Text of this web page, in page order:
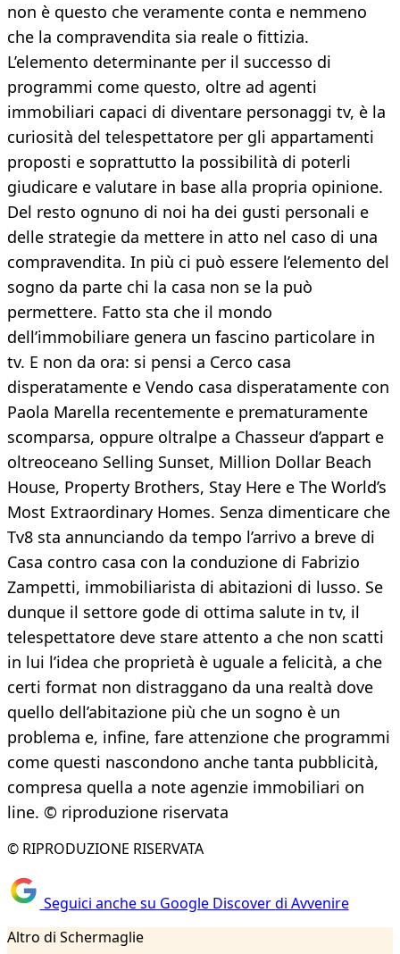
non è questo che veramente conta e nemmeno
che la compravendita sia reale o fittizia.
L’elemento determinante per il successo di
programmi come questo, oltre ad agenti
immobiliari capaci di diventare personaggi tv, è la
curiosità del telespettatore per gli appartamenti
proposti e soprattutto la possibilità di poterli
giudicare e valutare in base alla propria opinione.
Del resto ognuno di noi ha dei gusti personali e
delle strategie da mettere in atto nel caso di una
compravendita. In più ci può essere l’elemento del
sogno da parte chi la casa non se la può
permettere. Fatto sta che il mondo
dell’immobiliare genera un fascino particolare in
tv. E non da ora: si pensi a Cerco casa
disperatamente e Vendo casa disperatamente con
Paola Marella recentemente e prematuramente
scomparsa, oppure oltralpe a Chasseur d’appart e
oltreoceano Selling Sunset, Million Dollar Beach
House, Property Brothers, Stay Here e The World’s
Most Extraordinary Homes. Senza dimenticare che
Tv8 sta annunciando da tempo l’arrivo a breve di
Casa contro casa con la conduzione di Fabrizio
Zampetti, immobiliarista di abitazioni di lusso. Se
dunque il settore gode di ottima salute in tv, il
telespettatore deve stare attento a che non scatti
in lui l’idea che proprietà è uguale a felicità, a che
certi format non distraggano da una realtà dove
quello dell’abitazione più che un sogno è un
problema e, infine, fare attenzione che programmi
come questi nascondono anche tanta pubblicità,
compresa quella a note agenzie immobiliari on
line. © riproduzione riservata
© RIPRODUZIONE RISERVATA
Seguici anche su Google Discover di Avvenire
Altro di Schermaglie